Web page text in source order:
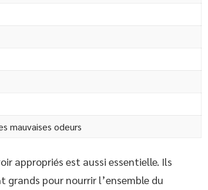
mauvaises odeurs
appropriés est aussi essentielle. Ils
pour nourrir l’ensemble du